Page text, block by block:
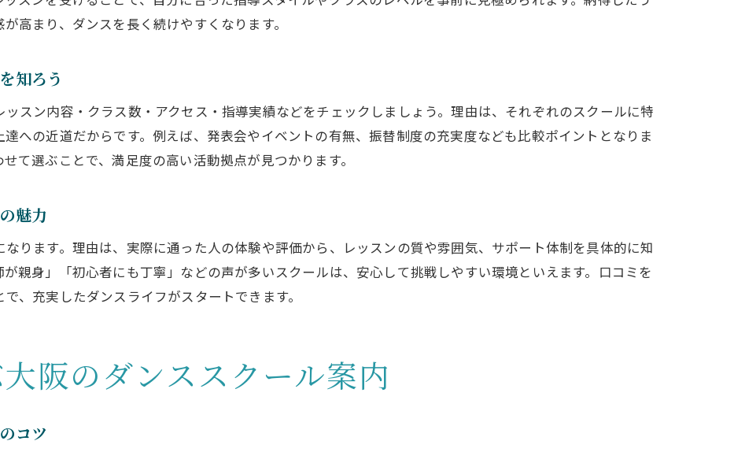
キッズ向けダンススクールのポイントを解説
プロ志望におすすめの大阪市内活動拠点とは
オーディション対策ができるダンススクール活用
実力が伸びる大阪市のダンススクール環境
ヒップホップ特化の大阪ダンススクールを選ぶ
K-POPに強い大阪ダンススクールの選び方
K-POPダンスを学べる大阪市の魅力を紹介
高まり、ダンスを長く続けやすくなります。
知ろう
スン内容・クラス数・アクセス・指導実績などをチェックしましょう。理由は、それぞれのスクールに特
への近道だからです。例えば、発表会やイベントの有無、振替制度の充実度なども比較ポイントとなりま
て選ぶことで、満足度の高い活動拠点が見つかります。
魅力
ります。理由は、実際に通った人の体験や評価から、レッスンの質や雰囲気、サポート体制を具体的に知
親身」「初心者にも丁寧」などの声が多いスクールは、安心して挑戦しやすい環境といえます。口コミを
、充実したダンスライフがスタートできます。
阪のダンススクール案内
コツ